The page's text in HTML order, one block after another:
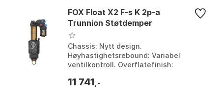
FOX Float X2 F-s K 2p-a
Trunnion Støtdemper
Chassis: Nytt design.
Høyhastighetsrebound: Variabel
ventilkontroll. Overflatefinish:
Luftkammer: Overdimensjonert for
11 741 ,-